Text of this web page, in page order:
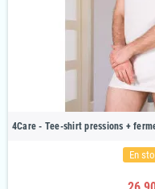
4Care - Tee-shirt pressions +
En